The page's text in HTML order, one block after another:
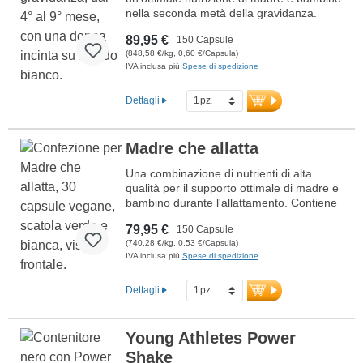
gravidanza precoce 1°-3° mese
nella seconda metà della gravidanza.
calcio e vitamina D3 per la crescita dei
tessuti materni, oltre a DHA da olio
omega-3 vegano per supportare lo
Sviluppato da medici, prodotto in
Germania. Costantemente senza olio di
pesce e con sigillatura priva di alluminio.
Maggiori informazioni sulla
gravidanza dal 4° al 9° mese
89,95 € 150 Capsule
(848,58 €/kg, 0,60 €/Capsula)
IVA inclusa più Spese di spedizione
Dettagli
Madre che allatta
Una combinazione di nutrienti di alta
qualità per il supporto ottimale di madre e
bambino durante l'allattamento. Contiene
vitamina D3 per la divisione cellulare, la
formazione del sangue e la salute delle
ossa. Omega-3 ad alto dosaggio con DHA
e degli occhi del neonato. Sviluppato da
medici, prodotto in Germania – 100%
vegano e senza additivi artificiali.
Maggiori informazioni per Madri che
Allattano – Allattamento
79,95 € 150 Capsule
(740,28 €/kg, 0,53 €/Capsula)
IVA inclusa più Spese di spedizione
Dettagli
Young Athletes Power
Shake